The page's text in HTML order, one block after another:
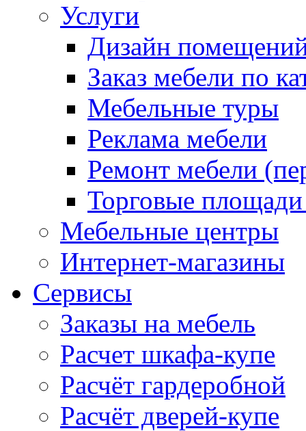
Услуги
Дизайн
Заказ мебели по
Мебельные туры
Реклама мебели
Ремонт мебели
Торговые
Мебельные центры
Интернет-магазины
Сервисы
Заказы на мебель
Расчет шкафа-купе
Расчёт гардеробной
Расчёт дверей-купе